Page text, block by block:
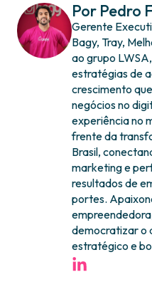
Por Pedro
Gerente
Bagy, Tray,
ao grupo
estratégias de
crescimento
negócios no
experiência no
frente da
Brasil,
marketing e
resultados de
portes.
democratizar o
estratégico e